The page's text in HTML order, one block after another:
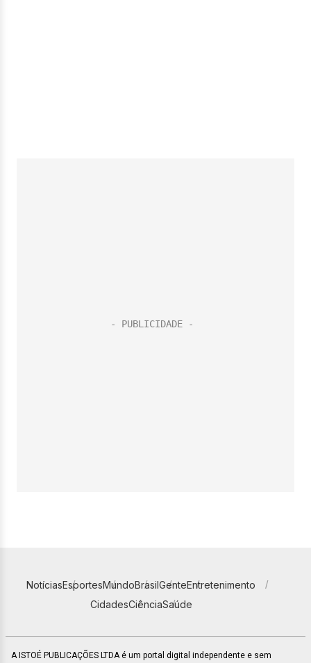
NotíciasEsportesMundoBrasilGenteEntretenimento
CidadesCiênciaSaúde
A ISTOÉ PUBLICAÇÕES LTDA é um portal digital independente e sem